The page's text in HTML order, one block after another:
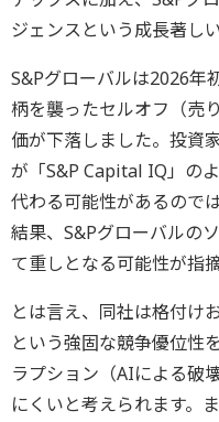
ジェンスという成長著し
S&Pグローバルは2026年
柄を襲ったセルオフ（売
価が下落しました。投資
が「S&P Capital IQ」の
代わる可能性があるので
結果、S&Pグローバルの
て重しとなる可能性が指
とは言え、同社は格付け
という強固な競争優位性
ラプション（AIによる破
にくいと考えられます。